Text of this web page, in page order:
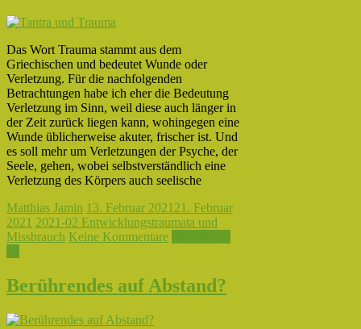
Das Wort Trauma stammt aus dem
Griechischen und bedeutet Wunde oder
Verletzung. Für die nachfolgenden
Betrachtungen habe ich eher die Bedeutung
Verletzung im Sinn, weil diese auch länger in
der Zeit zurück liegen kann, wohingegen eine
Wunde üblicherweise akuter, frischer ist. Und
es soll mehr um Verletzungen der Psyche, der
Seele, gehen, wobei selbstverständlich eine
Verletzung des Körpers auch seelische
Matthias Jamin 13. Februar 2021 21. Februar
2021 2021-02 Entwicklungstraumata und
Missbrauch Keine Kommentare
Berührendes auf Abstand?